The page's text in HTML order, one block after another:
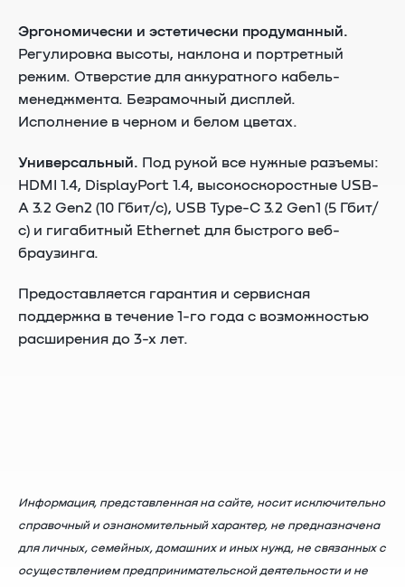
Эргономически и эстетически продуманный.
Регулировка высоты, наклона и портретный
режим. Отверстие для аккуратного кабель-
менеджмента. Безрамочный дисплей.
Исполнение в черном и белом цветах.
Универсальный. Под рукой все нужные разъемы:
HDMI 1.4, DisplayPort 1.4, высокоскоростные USB-
A 3.2 Gen2 (10 Гбит/с), USB Type-C 3.2 Gen1 (5 Гбит/
с) и гигабитный Ethernet для быстрого веб-
браузинга.
Предоставляется гарантия и сервисная
поддержка в течение 1-го года с возможностью
расширения до 3-х лет.
Информация, представленная на сайте, носит исключительно
справочный и ознакомительный характер, не предназначена
для личных, семейных, домашних и иных нужд, не связанных с
осуществлением предпринимательской деятельности и не